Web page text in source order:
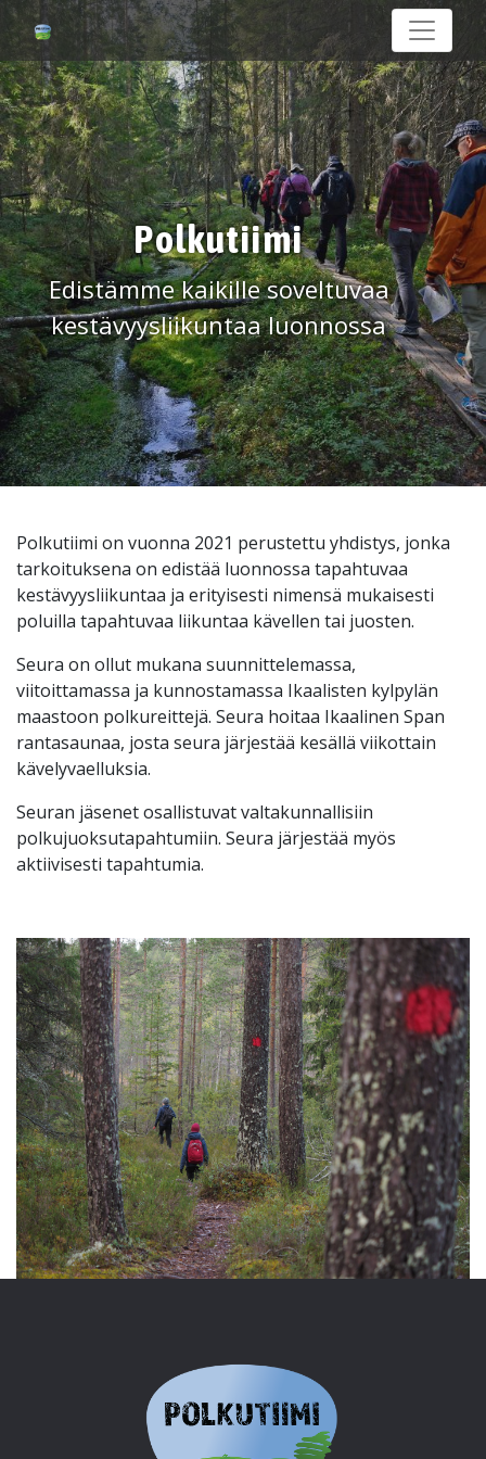
Polkutiimi
Edistämme kaikille soveltuvaa
kestävyysliikuntaa luonnossa
Polkutiimi on vuonna 2021 perustettu yhdistys, jonka
tarkoituksena on edistää luonnossa tapahtuvaa
kestävyysliikuntaa ja erityisesti nimensä mukaisesti
poluilla tapahtuvaa liikuntaa kävellen tai juosten.
Seura on ollut mukana suunnittelemassa,
viitoittamassa ja kunnostamassa Ikaalisten kylpylän
maastoon polkureittejä. Seura hoitaa Ikaalinen Span
rantasaunaa, josta seura järjestää kesällä viikottain
kävelyvaelluksia.
Seuran jäsenet osallistuvat valtakunnallisiin
polkujuoksutapahtumiin. Seura järjestää myös
aktiivisesti tapahtumia.